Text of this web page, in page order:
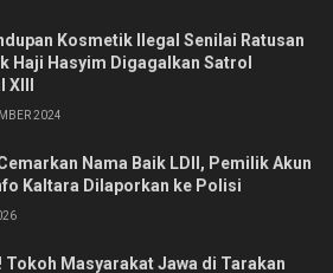
Kosmetik Ilegal Senilai Ratusan
Haji Hasyim Digagalkan Satrol
XIII
2024
Nama Baik LDII, Pemilik Akun
Kaltara Dilaporkan ke Polisi
Tokoh Masyarakat Jawa di Tarakan